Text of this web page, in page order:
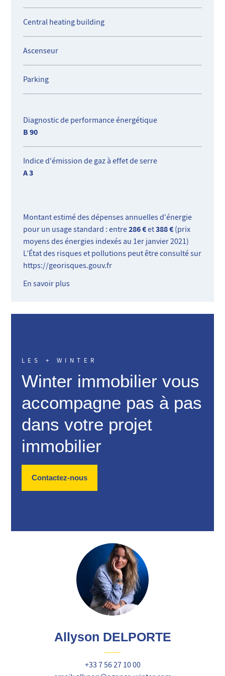
APPARTEMENT LIBRE DE SUITE.
Loyer charges comprises 750€
Honoraires d'agence 13€ / m2 soit 254.15€
Central heating building
Ascenseur
Parking
Diagnostic de performance énergétique
B 90
Indice d'émission de gaz à effet de serre
A 3
Montant estimé des dépenses annuelles d'énergie
pour un usage standard : entre286 €et388 € (prix
moyens des énergies indexés au 1er janvier 2021)
L’État des risques et pollutions peut être consulté sur
https://georisques.gouv.fr
En savoir plus
LES + WINTER
Winter immobilier vous
accompagne pas à pas
dans votre projet
immobilier
Contactez-nous
Allyson DELPORTE
+33 7 56 27 10 00